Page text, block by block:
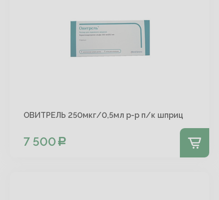
ОВИТРЕЛЬ 250мкг/0,5мл р-р п/к шприц
7 500